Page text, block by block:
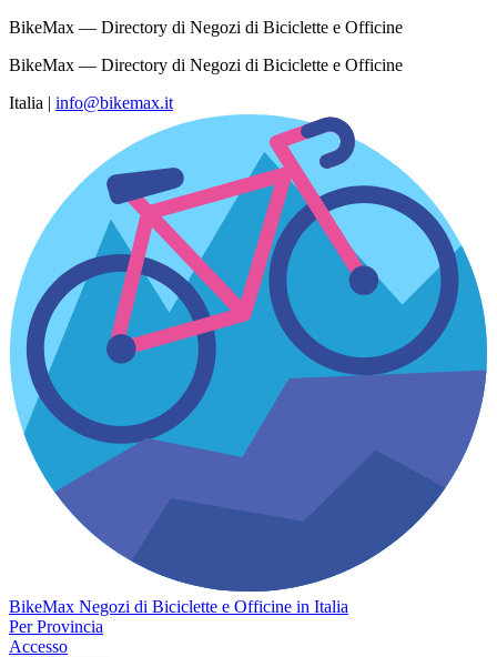
BikeMax — Directory di Negozi di Biciclette e Officine
BikeMax — Directory di Negozi di Biciclette e Officine
Italia | info@bikemax.it
BikeMax Negozi di Biciclette e Officine in Italia
Per Provincia
Accesso